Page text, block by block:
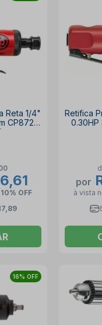
Reta 1/4"
CP872
10% OFF
Retifica
por
à vista
16% OFF